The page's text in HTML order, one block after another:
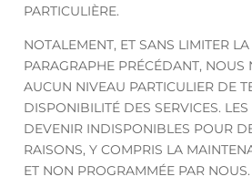
PARTICULIÈRE.
NOTALEMENT, ET SANS LIMITER
PARAGRAPHE PRÉCÉDANT, NOUS
AUCUN NIVEAU PARTICULIER DE
DISPONIBILITÉ DES SERVICES.
DEVENIR INDISPONIBLES POUR
RAISONS, Y COMPRIS LA
ET NON PROGRAMMÉE PAR NOUS.